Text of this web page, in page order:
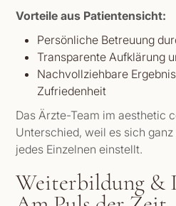
Vorteile aus Patientensicht:
Persönliche Betreuung
Transparente Aufklärung
Nachvollziehbare
Zufriedenheit
Das Ärzte-Team im aesthetic
Unterschied, weil es sich
jedes Einzelnen einstellt.
Weiterbildung &